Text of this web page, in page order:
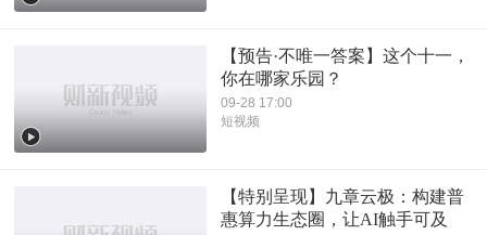
【预告·不唯一答案】这个十一，
你在哪家乐园？
09-28 17:00
短视频
【特别呈现】九章云极：构建普
惠算力生态圈，让AI触手可及